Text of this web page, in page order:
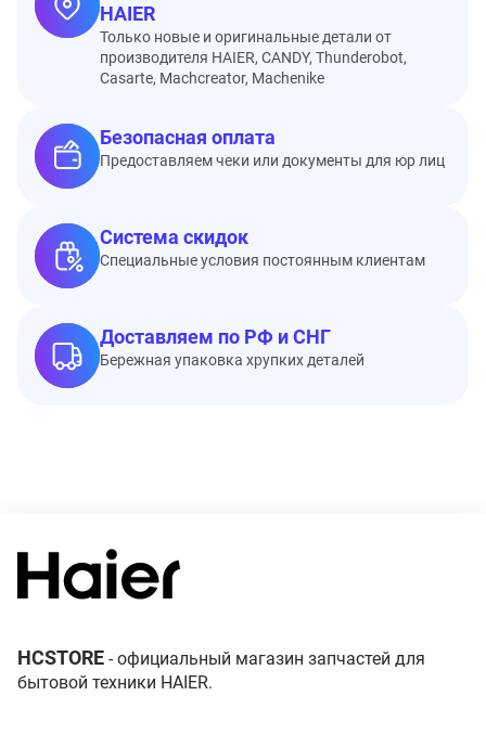
HAIER
Только новые и оригинальные детали от
производителя HAIER, CANDY, Thunderobot,
Casarte, Machcreator, Machenike
Безопасная оплата
Предоставляем чеки или документы для юр лиц
Система скидок
Специальные условия постоянным клиентам
Доставляем по РФ и СНГ
Бережная упаковка хрупких деталей
HCSTORE - официальный магазин запчастей для
бытовой техники HAIER.